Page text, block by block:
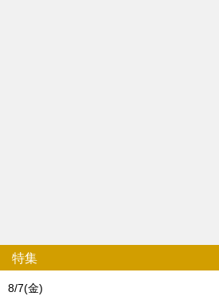
特集
8/7(金)